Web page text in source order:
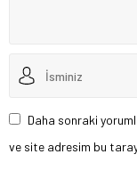
Daha sonraki
ve site adresim bu